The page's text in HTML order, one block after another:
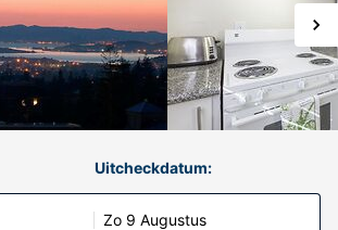
Uitcheckdatum:
Zo 9 Augustus